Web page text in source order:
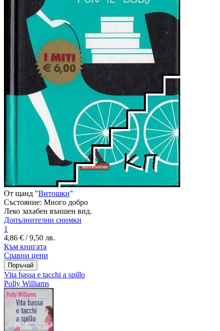
От щанд "Витошки"
Състояние: Много добро
Леко захабен външен вид.
Допълнителни снимки
1
4,86 € / 9,50 лв.
Към книгата
Сравни цени
Vita bassa e tacchi a spillo
Polly Williams